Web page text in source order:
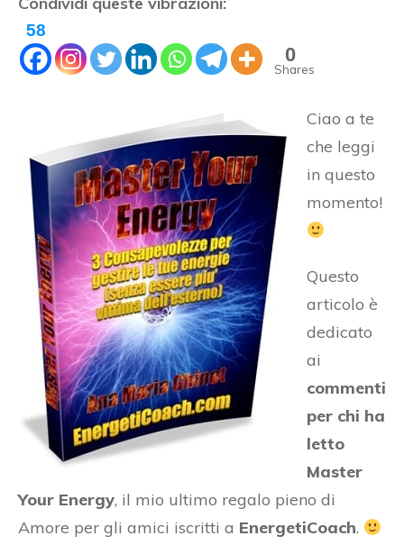
58
0
Shares
Ciao a te
che leggi
in questo
momento!
Questo
articolo è
dedicato
ai
commenti
per chi ha
letto
Master
Your Energy, il mio ultimo regalo pieno di
Amore per gli amici iscritti a EnergetiCoach.